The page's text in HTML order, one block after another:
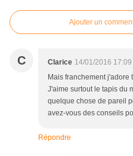
Ajouter un
C Clarice 14/01/2016 17:09
Mais franchement j'adore
J'aime surtout le tapis du
quelque chose de pareil
avez-vous des conseils
Répondre